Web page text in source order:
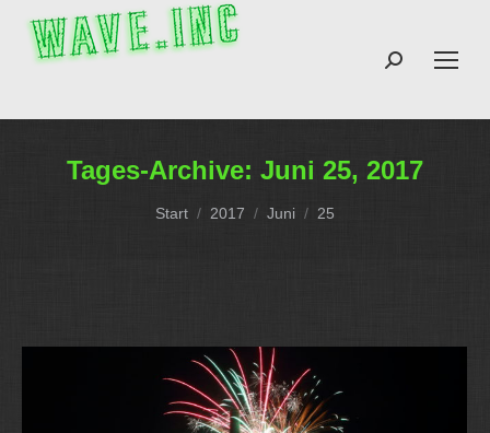
Search:
Tages-Archive: Juni 25, 2017
Sie befinden sich hier:
Start 2017 Juni 25